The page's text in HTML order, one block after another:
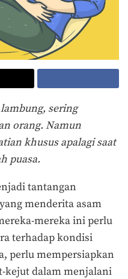
sering
orang. Namun
khusus apalagi saat
puasa.
tantangan
menderita asam
mereka ini perlu
terhadap kondisi
perlu mempersiapkan
kejut dalam menjalani